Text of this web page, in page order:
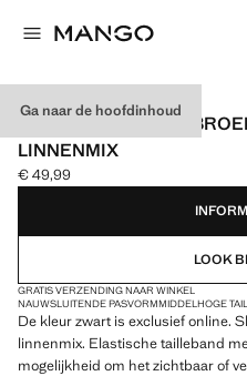
Ga naar de hoofdinhoud
SLIM-FIT CROPPED
LINNENMIX
Huidige prijs [€ 49,99 ]
€ 49,99
Kies een kleur
LOOK
GRATIS VERZENDING NAAR WINKEL
NAUWSLUITENDE PASVORMMIDDELHOGE
De kleur zwart is exclusief online.
linnenmix. Elastische tailleband
mogelijkheid om het zichtbaar of